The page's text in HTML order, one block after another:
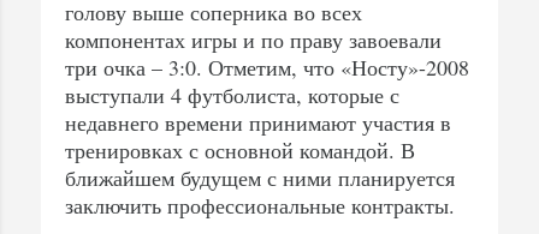
голову выше соперника во всех
компонентах игры и по праву завоевали
три очка – 3:0. Отметим, что «Носту»-2008
выступали 4 футболиста, которые с
недавнего времени принимают участия в
тренировках с основной командой. В
ближайшем будущем с ними планируется
заключить профессиональные контракты.